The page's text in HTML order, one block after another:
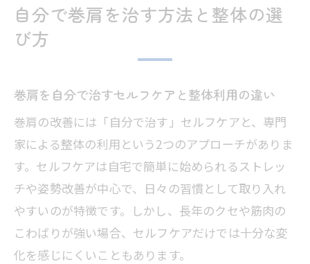
自分で巻肩を治す方法と整体の選
び方
巻肩を自分で治すセルフケアと整体利用の違い
巻肩の改善には「自分で治す」セルフケアと、専門
家による整体の利用という2つのアプローチがありま
す。セルフケアは自宅で簡単に始められるストレッ
チや姿勢改善が中心で、日々の習慣として取り入れ
やすいのが特徴です。しかし、長年のクセや筋肉の
こわばりが強い場合、セルフケアだけでは十分な変
化を感じにくいこともあります。